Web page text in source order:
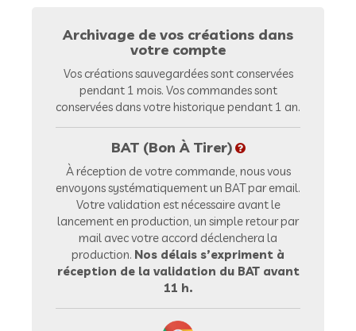
Archivage de vos créations dans
votre compte
Vos créations sauvegardées sont conservées
pendant 1 mois. Vos commandes sont
conservées dans votre historique pendant 1 an.
BAT (Bon À Tirer)
À réception de votre commande, nous vous
envoyons systématiquement un BAT par email.
Votre validation est nécessaire avant le
lancement en production, un simple retour par
mail avec votre accord déclenchera la
production. Nos délais s’expriment à
réception de la validation du BAT avant
11 h.